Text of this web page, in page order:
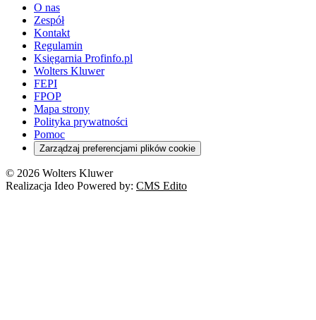
O nas
Zespół
Kontakt
Regulamin
Księgarnia Profinfo.pl
Wolters Kluwer
FEPI
FPOP
Mapa strony
Polityka prywatności
Pomoc
Zarządzaj preferencjami plików cookie
© 2026 Wolters Kluwer
Realizacja Ideo Powered by: CMS Edito